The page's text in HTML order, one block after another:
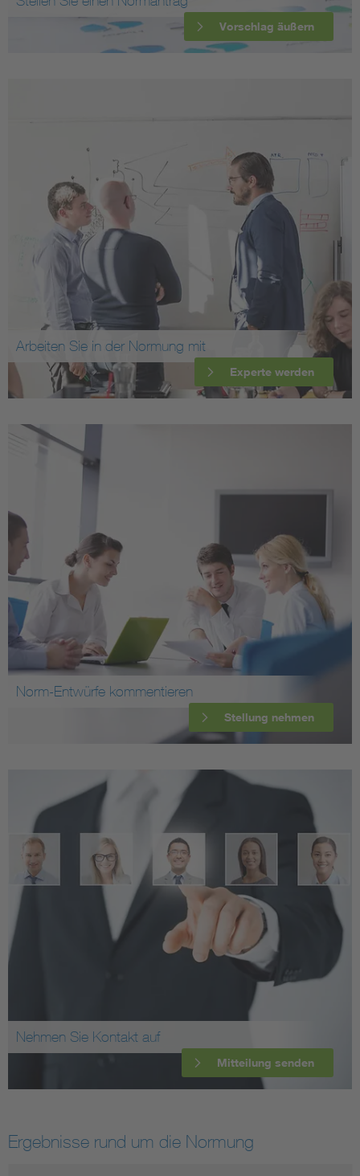
Vorschlag äußern
Arbeiten Sie in der Normung mit
Experte werden
Norm-Entwürfe kommentieren
Stellung nehmen
Nehmen Sie Kontakt auf
Mitteilung senden
Ergebnisse rund um die Normung